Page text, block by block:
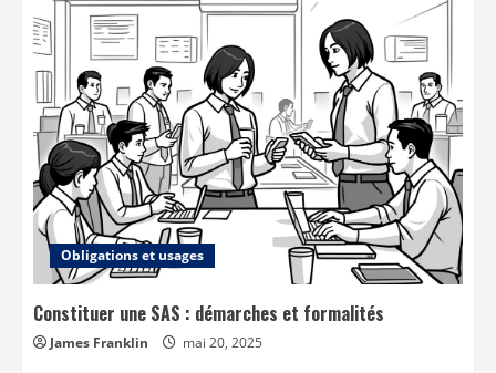
Obligations et usages
Constituer une SAS : démarches et formalités
James Franklin mai 20, 2025